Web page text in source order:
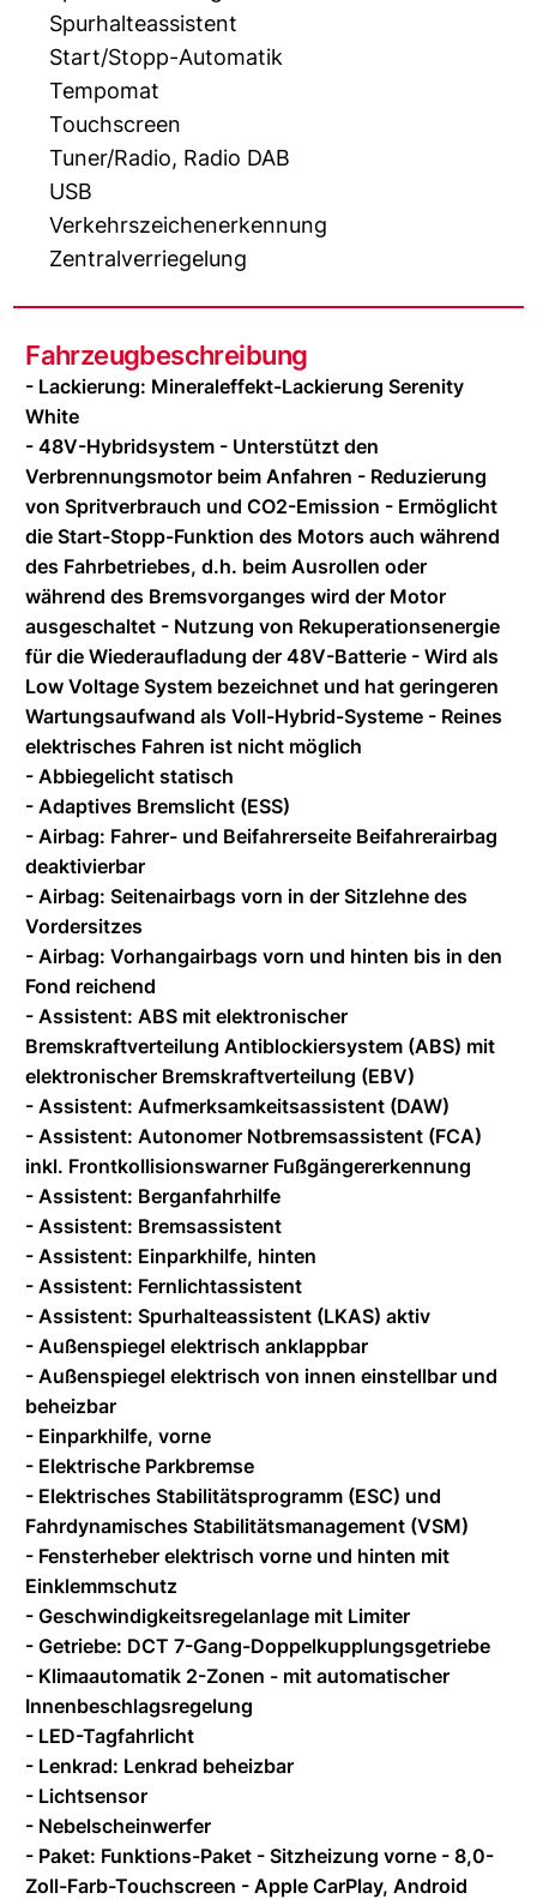
Spurhalteassistent
Start/Stopp-Automatik
Tempomat
Touchscreen
Tuner/Radio, Radio DAB
USB
Verkehrszeichenerkennung
Zentralverriegelung
Fahrzeugbeschreibung
- Lackierung: Mineraleffekt-Lackierung Serenity
White
- 48V-Hybridsystem - Unterstützt den
Verbrennungsmotor beim Anfahren - Reduzierung
von Spritverbrauch und CO2-Emission - Ermöglicht
die Start-Stopp-Funktion des Motors auch während
des Fahrbetriebes, d.h. beim Ausrollen oder
während des Bremsvorganges wird der Motor
ausgeschaltet - Nutzung von Rekuperationsenergie
für die Wiederaufladung der 48V-Batterie - Wird als
Low Voltage System bezeichnet und hat geringeren
Wartungsaufwand als Voll-Hybrid-Systeme - Reines
elektrisches Fahren ist nicht möglich
- Abbiegelicht statisch
- Adaptives Bremslicht (ESS)
- Airbag: Fahrer- und Beifahrerseite Beifahrerairbag
deaktivierbar
- Airbag: Seitenairbags vorn in der Sitzlehne des
Vordersitzes
- Airbag: Vorhangairbags vorn und hinten bis in den
Fond reichend
- Assistent: ABS mit elektronischer
Bremskraftverteilung Antiblockiersystem (ABS) mit
elektronischer Bremskraftverteilung (EBV)
- Assistent: Aufmerksamkeitsassistent (DAW)
- Assistent: Autonomer Notbremsassistent (FCA)
inkl. Frontkollisionswarner Fußgängererkennung
- Assistent: Berganfahrhilfe
- Assistent: Bremsassistent
- Assistent: Einparkhilfe, hinten
- Assistent: Fernlichtassistent
- Assistent: Spurhalteassistent (LKAS) aktiv
- Außenspiegel elektrisch anklappbar
- Außenspiegel elektrisch von innen einstellbar und
beheizbar
- Einparkhilfe, vorne
- Elektrische Parkbremse
- Elektrisches Stabilitätsprogramm (ESC) und
Fahrdynamisches Stabilitätsmanagement (VSM)
- Fensterheber elektrisch vorne und hinten mit
Einklemmschutz
- Geschwindigkeitsregelanlage mit Limiter
- Getriebe: DCT 7-Gang-Doppelkupplungsgetriebe
- Klimaautomatik 2-Zonen - mit automatischer
Innenbeschlagsregelung
- LED-Tagfahrlicht
- Lenkrad: Lenkrad beheizbar
- Lichtsensor
- Nebelscheinwerfer
- Paket: Funktions-Paket - Sitzheizung vorne - 8,0-
Zoll-Farb-Touchscreen - Apple CarPlay, Android